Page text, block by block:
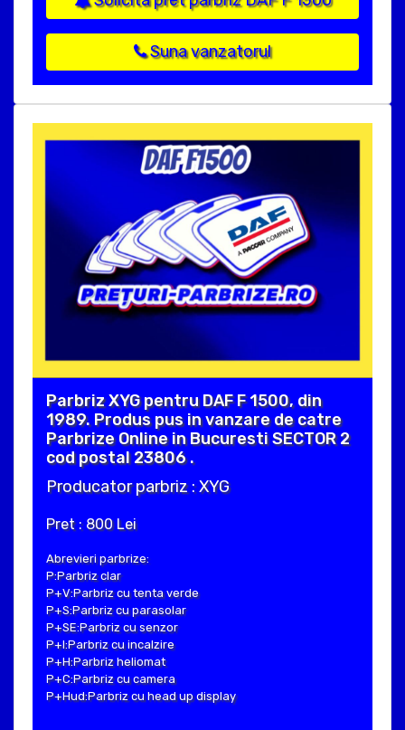
Suna vanzatorul
Parbriz XYG pentru DAF F 1500, din
1989. Produs pus in vanzare de catre
Parbrize Online in Bucuresti SECTOR 2
cod postal 23806 .
Producator parbriz : XYG
Pret : 800 Lei
Abrevieri parbrize:
P:Parbriz clar
P+V:Parbriz cu tenta verde
P+S:Parbriz cu parasolar
P+SE:Parbriz cu senzor
P+I:Parbriz cu incalzire
P+H:Parbriz heliomat
P+C:Parbriz cu camera
P+Hud:Parbriz cu head up display